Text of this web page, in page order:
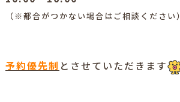
（※都合がつかない場合はご相談ください）
予約優先制 とさせていただきます